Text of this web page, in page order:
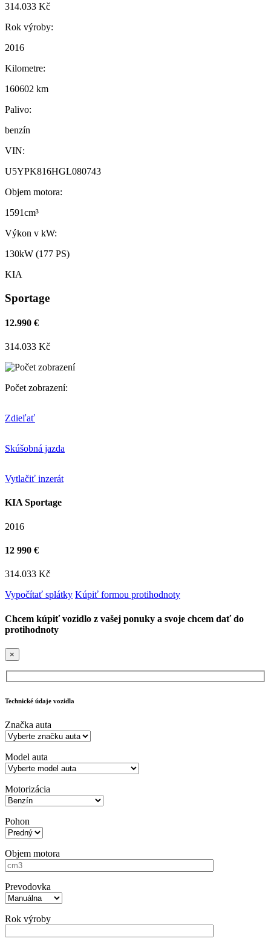
314.033 Kč
Rok výroby:
2016
Kilometre:
160602 km
Palivo:
benzín
VIN:
U5YPK816HGL080743
Objem motora:
1591cm³
Výkon v kW:
130kW (177 PS)
KIA
Sportage
12.990 €
314.033 Kč
Počet zobrazení:
Zdieľať
Skúšobná jazda
Vytlačiť inzerát
KIA Sportage
2016
12 990 €
314.033 Kč
Vypočítať splátky Kúpiť formou protihodnoty
Chcem kúpiť vozidlo z vašej ponuky a svoje chcem dať do
protihodnoty
×
Technické údaje vozidla
Značka auta
Model auta
Motorizácia
Pohon
Objem motora
Prevodovka
Rok výroby